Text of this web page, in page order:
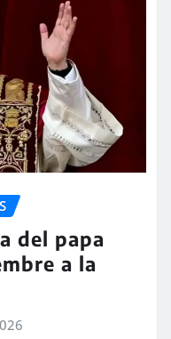
del papa
a la